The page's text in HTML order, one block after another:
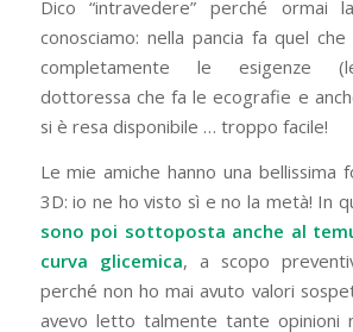
Dico “intravedere” perché ormai
conosciamo: nella pancia fa quel
completamente le esigenze
dottoressa che fa le ecografie e
si è resa disponibile … troppo facile!
Le mie amiche hanno una bellissima
3D: io ne ho visto sì e no la metà! In
sono poi sottoposta anche al
curva glicemica, a scopo
perché non ho mai avuto valori
avevo letto talmente tante opinioni